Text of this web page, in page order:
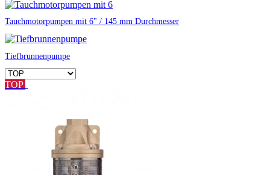
Tauchmotorpumpen mit 6" / 145 mm Durchmesser
Tiefbrunnenpumpe
TOP